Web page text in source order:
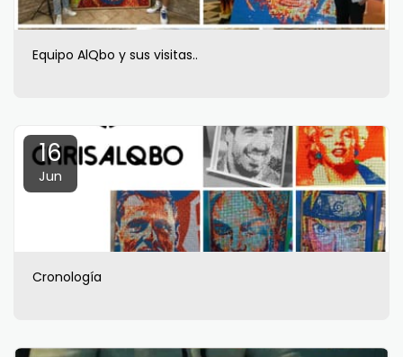
Equipo AlQbo y sus visitas..
16
Jun
Cronología